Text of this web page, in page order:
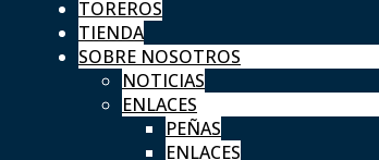
TOREROS
TIENDA
SOBRE NOSOTROS
NOTICIAS
ENLACES
PEÑAS
ENLACES